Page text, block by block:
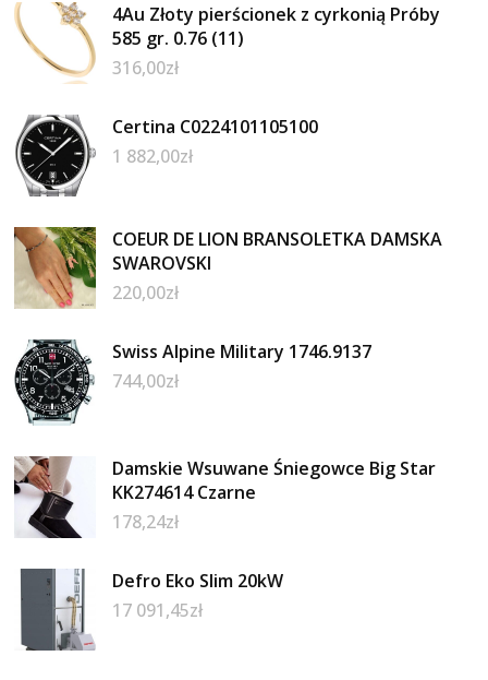
4Au Złoty pierścionek z cyrkonią Próby
585 gr. 0.76 (11)
316,00zł
Certina C0224101105100
1 882,00zł
COEUR DE LION BRANSOLETKA DAMSKA
SWAROVSKI
220,00zł
Swiss Alpine Military 1746.9137
744,00zł
Damskie Wsuwane Śniegowce Big Star
KK274614 Czarne
178,24zł
Defro Eko Slim 20kW
17 091,45zł